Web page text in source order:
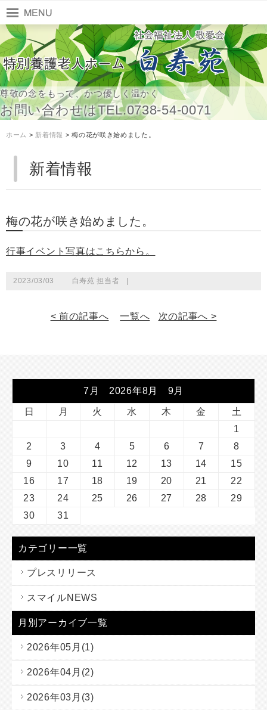
尊敬の念をもって、かつ優しく温かく
お問い合わせはTEL.0738-54-0071
ホーム > 新着情報 > 梅の花が咲き始めました。
新着情報
梅の花が咲き始めました。
行事イベント写真はこちらから。
2023/03/03 白寿苑 担当者
< 前の記事へ 一覧へ 次の記事へ >
7月 2026年8月 9月
日 月 火 水 木 金
土
1
2
3 4 5 6 7
8
9
10 11 12 13 14
15
16
17 18 19 20 21
22
23
24 25 26 27 28
29
30
31
カテゴリー一覧
プレスリリース
スマイルNEWS
月別アーカイブ一覧
2026年05月(1)
2026年04月(2)
2026年03月(3)